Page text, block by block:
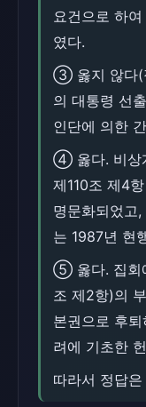
요건으로 하
였다.
③ 옳지 않다(
의 대통령 선
인단에 의한
④ 옳다. 비상
제110조 제4
명문화되었고
는 1987년 현
⑤ 옳다. 집회
조 제2항)의
본권으로 후
려에 기초한
따라서 정답